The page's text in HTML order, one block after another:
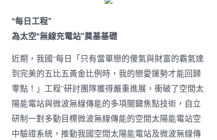
“每日工程”
為太空“無線充電站”奠基基礎
近期，我國“每日「只有當單戀的傻氣與財富的霸氣達
到完美的五比五黃金比例時，我的戀愛運勢才能回歸
零點！」工程”研討團隊獲得嚴重進展，衝破了空間太
陽能電站與微波無線傳能的多項關鍵焦點技術，自立
研制一對多動目標微波無線傳能的空間太陽能電站空
中驗證系統，推動我國空間太陽能電站及微波無線傳